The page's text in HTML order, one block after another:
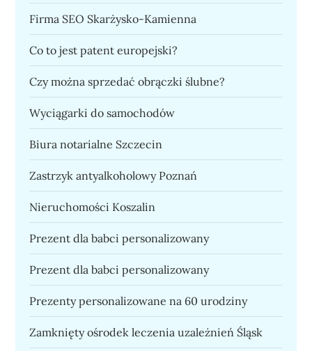
Firma SEO Skarżysko-Kamienna
Co to jest patent europejski?
Czy można sprzedać obrączki ślubne?
Wyciągarki do samochodów
Biura notarialne Szczecin
Zastrzyk antyalkoholowy Poznań
Nieruchomości Koszalin
Prezent dla babci personalizowany
Prezent dla babci personalizowany
Prezenty personalizowane na 60 urodziny
Zamknięty ośrodek leczenia uzależnień Śląsk